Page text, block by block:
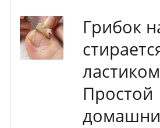
Грибок
Простой